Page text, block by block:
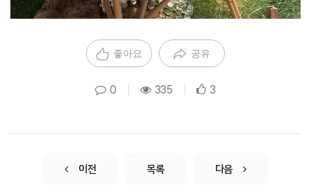
좋아요 공유
0 335 3
이전 목록 다음